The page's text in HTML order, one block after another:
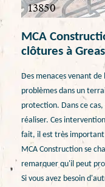
MCA
clôtures à
Des menaces venant
problèmes dans un
protection. Dans ce
réaliser. Ces
fait, il est très
MCA Construction se
remarquer qu'il peut
Si vous avez besoin